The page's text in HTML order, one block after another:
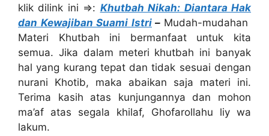
klik dilink ini ⇒: KhutbahNikah: Diantara Hak
dan Kewajiban Suami Istri– Mudah-mudahan
Materi Khutbah ini bermanfaat untuk kita
semua. Jika dalam meteri khutbah ini banyak
hal yang kurang tepat dan tidak sesuai dengan
nurani Khotib, maka abaikan saja materi ini.
Terima kasih atas kunjungannya dan mohon
ma’af atas segala khilaf, Ghofarollahu liy wa
lakum.